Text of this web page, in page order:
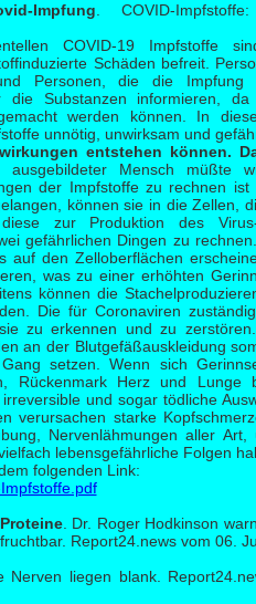
Impfung . COVID-
COVID-19 Impfstoffe
Schäden befreit.
Personen, die die Impfung
die Substanzen informieren,
werden können. In
unnötig, unwirksam und
entstehen können.
ausgebildeter Mensch müßte
der Impfstoffe zu rechnen
können sie in die Zellen,
zur Produktion des Virus-
gefährlichen Dingen zu
auf den Zelloberflächen
was zu einer erhöhten
können die
Die für Coronaviren
zu erkennen und zu
an der Blutgefäßauskleidung
setzen. Wenn sich
Rückenmark Herz und Lunge
und sogar tödliche
verursachen starke
Nervenlähmungen aller
lebensgefährliche Folgen
folgenden Link:
. Dr. Roger Hodkinson
Report24.news vom 06.
Nerven liegen blank.